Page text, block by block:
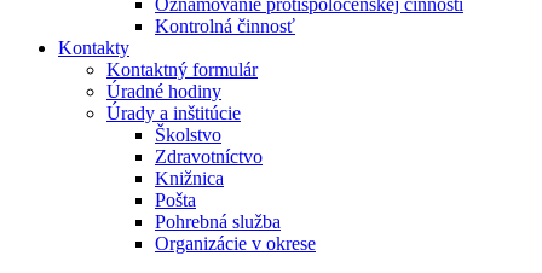
Oznamovanie protispoločenskej činnosti
Kontrolná činnosť
Kontakty
Kontaktný formulár
Úradné hodiny
Úrady a inštitúcie
Školstvo
Zdravotníctvo
Knižnica
Pošta
Pohrebná služba
Organizácie v okrese